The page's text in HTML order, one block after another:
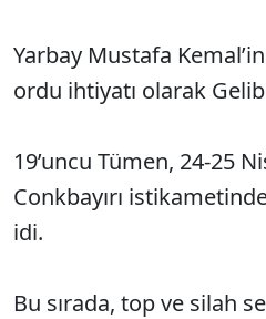
Yarbay Mustafa
ordu ihtiyatı olarak
19’uncu Tümen, 24-25
Conkbayırı
idi.
Bu sırada, top ve silah